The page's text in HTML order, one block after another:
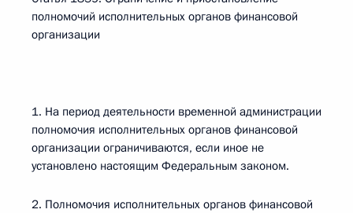
полномочий исполнительных органов финансовой
организации
1. На период деятельности временной администрации
полномочия исполнительных органов финансовой
организации ограничиваются, если иное не
установлено настоящим Федеральным законом.
2. Полномочия исполнительных органов финансовой